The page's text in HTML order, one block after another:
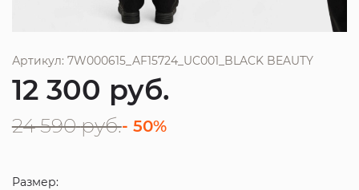
Артикул: 7W000615_AF15724_UC001_BLACK BEAUTY
12 300 руб.
24 590 руб.- 50%
Размер: